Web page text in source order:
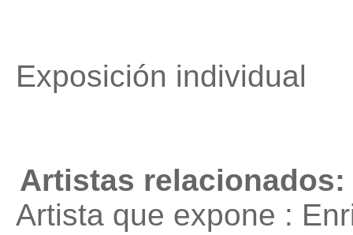
Exposición individual
Artistas relacionados:
Artista que expone :